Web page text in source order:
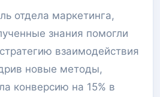
отдела маркетинга,
знания помогли
взаимодействия
новые методы,
конверсию на 15% в